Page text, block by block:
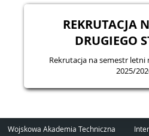
REKRUTACJA
DRUGIEGO
Rekrutacja na semestr
2025/
Wojskowa Akademia Techniczna